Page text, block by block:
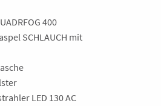
400
SCHLAUCH mit
LED 130 AC